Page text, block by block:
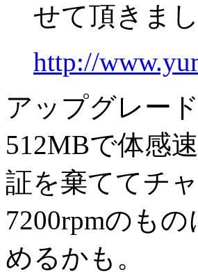
せて頂きま
http://
アップグレー
512MBで体感
証を棄ててチ
7200rpmのも
めるかも。